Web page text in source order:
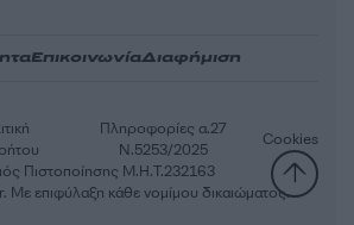
ΕπικοινωνίαΔιαφήμιση
Πιστοποίησης Μ.Η.Τ.232163
Πληροφορίες α.27
Ν.5253/2025
Cookies
επιφύλαξη κάθε νομίμου δικαιώματος.